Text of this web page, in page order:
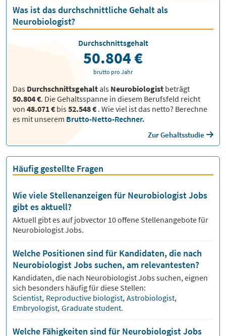
Was ist das durchschnittliche Gehalt als
Neurobiologist?
Das Durchschnittsgehaltals Neurobiologist beträgt
50.804 €. Die Gehaltsspanne in diesem Berufsfeld reicht
von 48.071 € bis52.548 € . Wie viel ist das netto? Berechne
es mit unserem Brutto-Netto-Rechner.
Zur Gehaltsstudie
Durchschnittsgehalt
50.804 €
brutto pro Jahr
Häufig gestellte Fragen
Wie viele Stellenanzeigen für Neurobiologist Jobs
gibt es aktuell?
Aktuell gibt es auf jobvector 10offene Stellenangebote für
Neurobiologist Jobs.
Welche Positionen sind für Kandidaten, die nach
Neurobiologist Jobs suchen, am relevantesten?
Kandidaten, die nach NeurobiologistJobs suchen, eignen
sich besonders häufig für diese Stellen:
Scientist, Reproductive biologist, Astrobiologist,
Embryologist, Graduate student.
Welche Fähigkeiten sind für Neurobiologist Jobs